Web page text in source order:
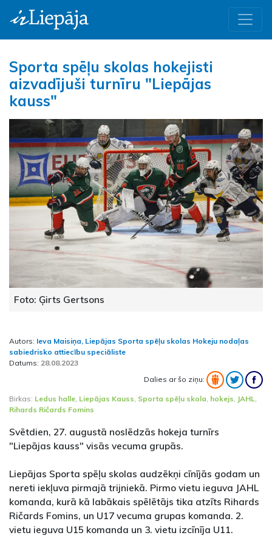
Sporta spēļu skolas hokejisti
aizvadījuši turnīru "Liepājas
kauss"
Foto: Ģirts Gertsons
Autors: Ieva Maisiņa, Liepājas Sporta spēļu skolas Hokeju nodaļas
sabiedrisko attiecību speciāliste
Datums: 28.08.2023
Dalies ar šo ziņu:
Birkas: Ledus halle, Liepājas Kauss, Sporta spēļu skola, hokejs, JAHL,
Rihards Ričards Fomins
Svētdien, 27. augustā noslēdzās hokeja turnīrs
"Liepājas kauss" visās vecuma grupās.
Liepājas Sporta spēļu skolas audzēkņi cīnījās godam un
nereti iekļuva pirmajā trijniekā. Pirmo vietu ieguva JAHL
komanda, kurā kā labākais spēlētājs tika atzīts Rihards
Ričards Fomins, un U17 vecuma grupas komanda. 2.
vietu ieguva U15 komanda un 3. vietu izcīnīja U11.